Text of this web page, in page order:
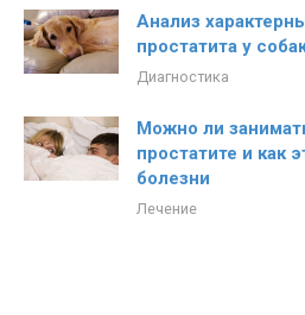
Анализ
простатита у
Диагностика
Можно ли
простатите и как
болезни
Лечение